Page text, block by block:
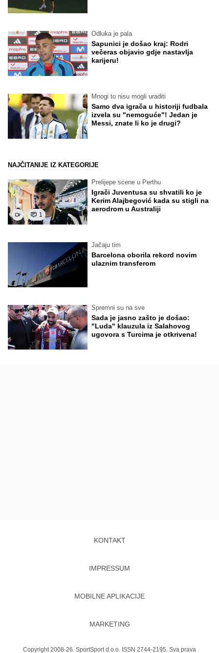
Odluka je pala
Sapunici je došao kraj: Rodri
večeras objavio gdje nastavlja
karijeru!
Mnogi to nisu mogli uraditi
Samo dva igrača u historiji fudbala
izvela su "nemoguće"! Jedan je
Messi, znate li ko je drugi?
NAJČITANIJE IZ KATEGORIJE
1
Prelijepe scene u Perthu
Igrači Juventusa su shvatili ko je
Kerim Alajbegović kada su stigli na
aerodrom u Australiji
Jačaju tim
Barcelona oborila rekord novim
ulaznim transferom
Spremni su na sve
Sada je jasno zašto je došao:
"Luda" klauzula iz Salahovog
ugovora s Turcima je otkrivena!
KONTAKT
IMPRESSUM
MOBILNE APLIKACIJE
MARKETING
Copyright 2008-26. SportSport d.o.o. ISSN 2744-2195. Sva prava